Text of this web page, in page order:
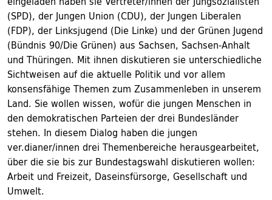
(SPD), der Jungen Union (CDU), der Jungen Liberalen
(FDP), der Linksjugend (Die Linke) und der Grünen Jugend
(Bündnis 90/Die Grünen) aus Sachsen, Sachsen-Anhalt
und Thüringen. Mit ihnen diskutieren sie unterschiedliche
Sichtweisen auf die aktuelle Politik und vor allem
konsensfähige Themen zum Zusammenleben in unserem
Land. Sie wollen wissen, wofür die jungen Menschen in
den demokratischen Parteien der drei Bundesländer
stehen. In diesem Dialog haben die jungen
ver.dianer/innen drei Themenbereiche herausgearbeitet,
über die sie bis zur Bundestagswahl diskutieren wollen:
Arbeit und Freizeit, Daseinsfürsorge, Gesellschaft und
Umwelt.